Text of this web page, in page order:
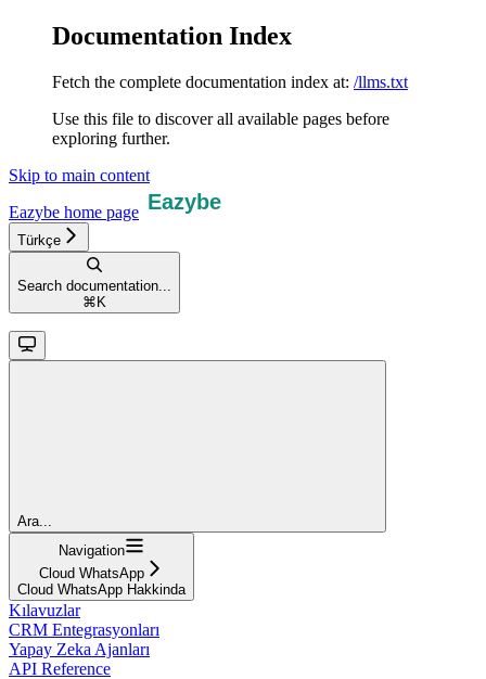
Documentation Index
Fetch the complete documentation index at: /llms.txt
Use this file to discover all available pages before
exploring further.
Skip to main content
Eazybe home page
Türkçe
Search documentation...
⌘ K
Ara...
Navigation
Cloud WhatsApp
Cloud WhatsApp Hakkinda
Kılavuzlar
CRM Entegrasyonları
Yapay Zeka Ajanları
API Reference